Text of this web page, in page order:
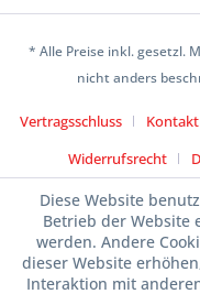
* Alle Preise inkl. gesetzl.
nicht anders
Vertragsschluss Kontakt
Widerrufsrecht
Diese Website
Betrieb der Website
werden. Andere
dieser Website
Interaktion mit